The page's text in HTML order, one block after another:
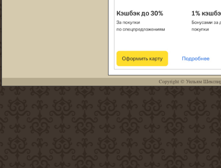
Copyright © Уильям